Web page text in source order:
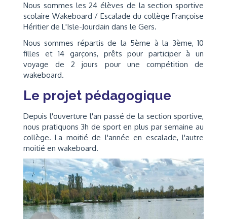
Nous sommes les 24 élèves de la section sportive
scolaire Wakeboard / Escalade du collège Françoise
Héritier de L'Isle-Jourdain dans le Gers.
Nous sommes répartis de la 5ème à la 3ème, 10
filles et 14 garçons, prêts pour participer à un
voyage de 2 jours pour une compétition de
wakeboard.
Le projet pédagogique
Depuis l'ouverture l'an passé de la section sportive,
nous pratiquons 3h de sport en plus par semaine au
collège. La moitié de l'année en escalade, l'autre
moitié en wakeboard.